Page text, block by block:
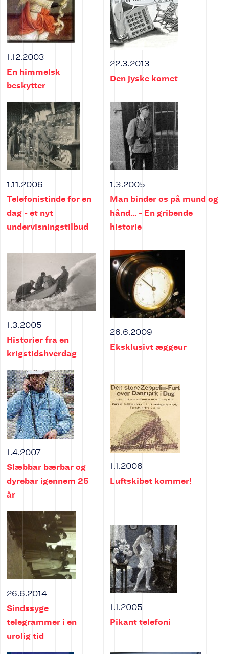
1.12.2003
En himmelsk
beskytter
22.3.2013
Den jyske komet
1.11.2006
Telefonistinde for en
dag - et nyt
undervisningstilbud
1.3.2005
Man binder os på mund og
hånd... - En gribende
historie
1.3.2005
Historier fra en
krigstidshverdag
26.6.2009
Eksklusivt æggeur
1.4.2007
Slæbbar bærbar og
dyrebar igennem 25
år
1.1.2006
Luftskibet kommer!
26.6.2014
Sindssyge
telegrammer i en
urolig tid
1.1.2005
Pikant telefoni